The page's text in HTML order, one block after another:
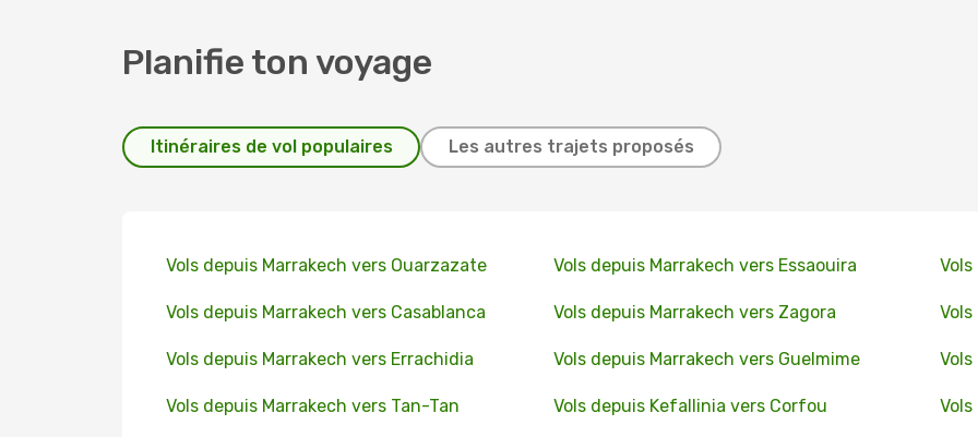
Planifie ton voyage
Itinéraires de vol populaires Les autres trajets proposés
Vols depuis Marrakech vers Ouarzazate Vols depuis Marrakech vers Essaouira
Vols depuis Marrakech vers Casablanca Vols depuis Marrakech vers Zagora
Vols depuis Marrakech vers Errachidia Vols depuis Marrakech vers Guelmime
Vols depuis Marrakech vers Tan-Tan Vols depuis Kefallinia vers Corfou